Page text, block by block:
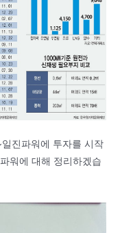
진파워에 투자를 시작
워에 대해 정리하겠습